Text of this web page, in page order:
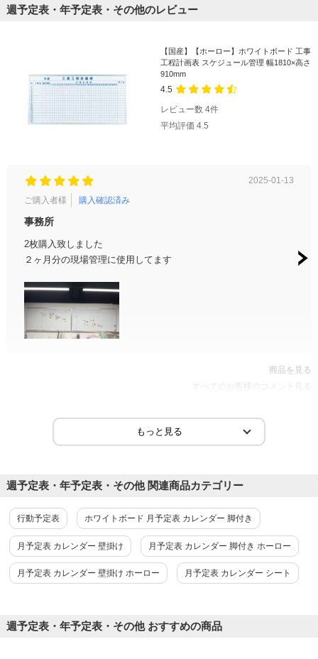
週予定表・年予定表・その他のレビュー
【国産】【ホーロー】ホワイトボード 工事
工程計画表 スケジュール管理 幅1810×高さ
910mm
4.5
レビュー数 4件
平均評価 4.5
2025-01-13
ご購入者様
購入確認済み
事務所
2枚購入致しました
２ヶ月分の現場管理に使用してます
あり
商品を見る
すべてのお客様のコメント見る
週予定表・年予定表・その他 関連商品カテゴリー
行動予定表 ホワイトボード 月予定表 カレンダー 脚付き
月予定表 カレンダー 壁掛け 月予定表 カレンダー 脚付き ホーロー
月予定表 カレンダー 壁掛け ホーロー 月予定表 カレンダー シート
週予定表・年予定表・その他 おすすめの商品